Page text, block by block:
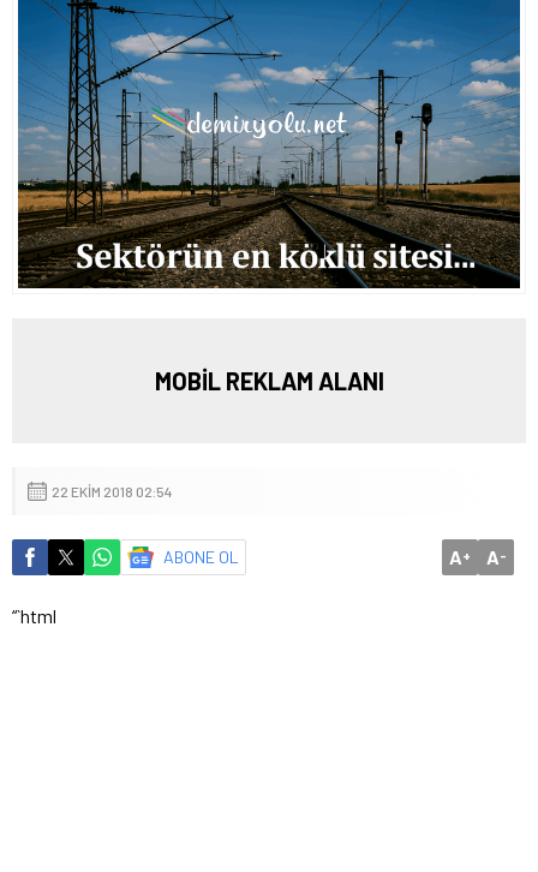
MOBİL REKLAM ALANI
22 EKIM 2018 02:54
ABONE OL A+ A-
“`html